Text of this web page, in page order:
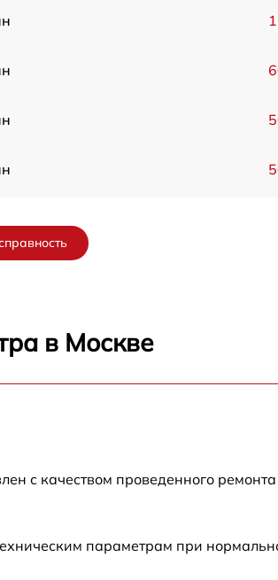
в Москве
с качеством проведенного
параметрам при